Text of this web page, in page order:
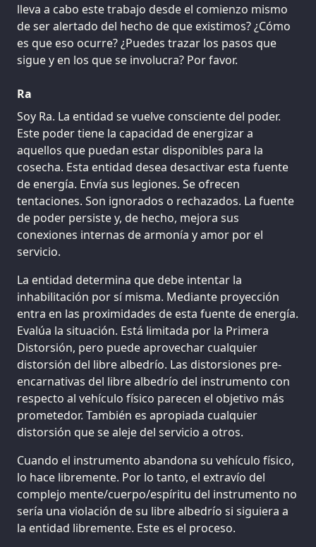
lleva a cabo este trabajo desde el comienzo mismo
de ser alertado del hecho de que existimos? ¿Cómo
es que eso ocurre? ¿Puedes trazar los pasos que
sigue y en los que se involucra? Por favor.
Ra
Soy Ra. La entidad se vuelve consciente del poder.
Este poder tiene la capacidad de energizar a
aquellos que puedan estar disponibles para la
cosecha. Esta entidad desea desactivar esta fuente
de energía. Envía sus legiones. Se ofrecen
tentaciones. Son ignorados o rechazados. La fuente
de poder persiste y, de hecho, mejora sus
conexiones internas de armonía y amor por el
servicio.
La entidad determina que debe intentar la
inhabilitación por sí misma. Mediante proyección
entra en las proximidades de esta fuente de energía.
Evalúa la situación. Está limitada por la Primera
Distorsión, pero puede aprovechar cualquier
distorsión del libre albedrío. Las distorsiones pre-
encarnativas del libre albedrío del instrumento con
respecto al vehículo físico parecen el objetivo más
prometedor. También es apropiada cualquier
distorsión que se aleje del servicio a otros.
Cuando el instrumento abandona su vehículo físico,
lo hace libremente. Por lo tanto, el extravío del
complejo mente/cuerpo/espíritu del instrumento no
sería una violación de su libre albedrío si siguiera a
la entidad libremente. Este es el proceso.